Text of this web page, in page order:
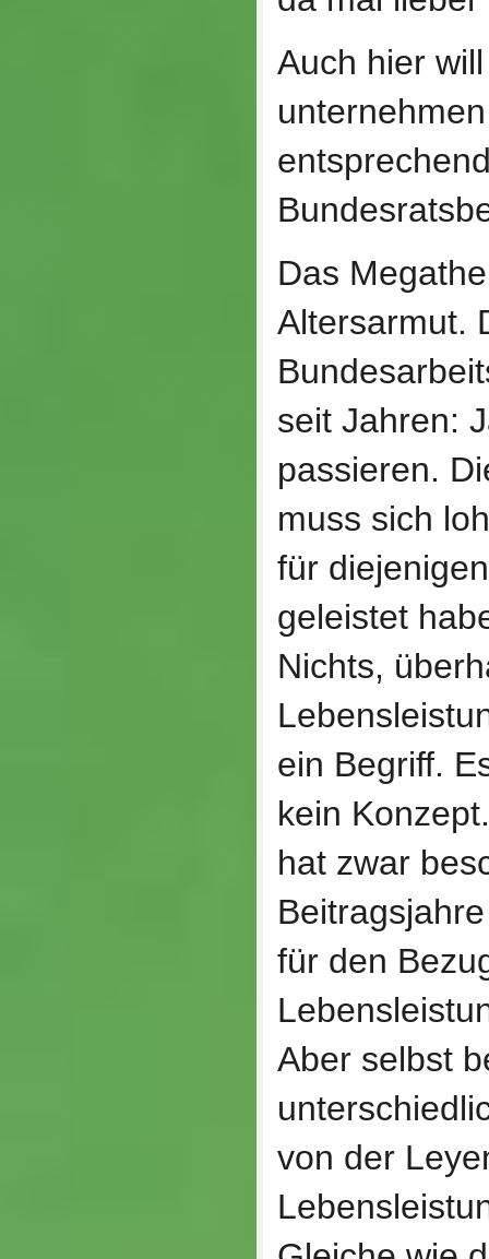
Auch hier
Das
Altersarmut.
seit Jahren:
passieren.
muss sich
für
geleistet
Nichts,
ein Begriff.
kein
hat zwar
für den
Aber selbst
von der